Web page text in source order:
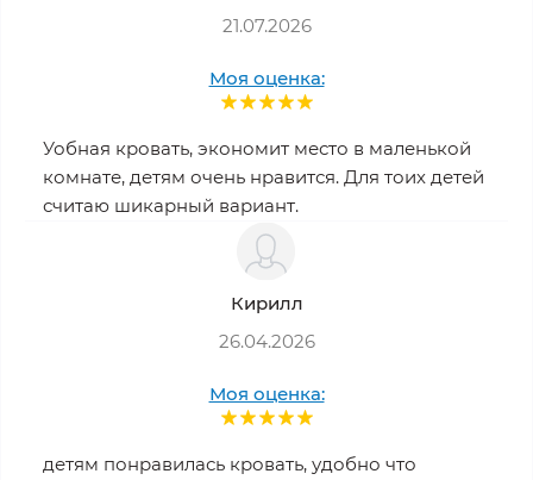
21.07.2026
Моя оценка:
Уобная кровать, экономит место в маленькой
комнате, детям очень нравится. Для тоих детей
считаю шикарный вариант.
Кирилл
26.04.2026
Моя оценка:
детям понравилась кровать, удобно что